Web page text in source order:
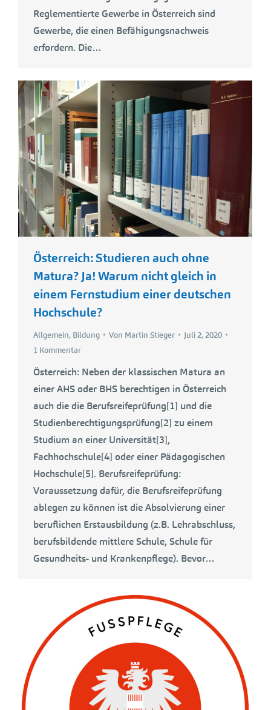
Reglementierte Gewerbe in Österreich sind
Gewerbe, die einen Befähigungsnachweis
erfordern. Die…
Österreich: Studieren auch ohne
Matura? Ja! Warum nicht gleich in
einem Fernstudium einer deutschen
Hochschule?
Allgemein, Bildung Von Martin Stieger
Juli 2, 2020
1 Kommentar
Österreich: Neben der klassischen Matura an
einer AHS oder BHS berechtigen in Österreich
auch die die Berufsreifeprüfung[1] und die
Studienberechtigungsprüfung[2] zu einem
Studium an einer Universität[3],
Fachhochschule[4] oder einer Pädagogischen
Hochschule[5]. Berufsreifeprüfung:
Voraussetzung dafür, die Berufsreifeprüfung
ablegen zu können ist die Absolvierung einer
beruflichen Erstausbildung (z.B. Lehrabschluss,
berufsbildende mittlere Schule, Schule für
Gesundheits- und Krankenpflege). Bevor…